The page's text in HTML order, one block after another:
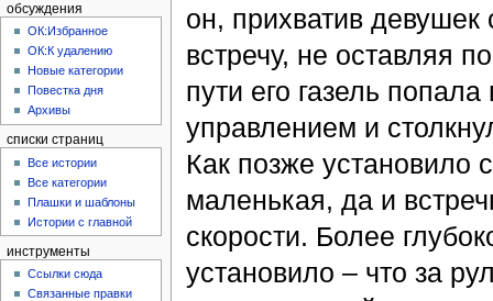
он, прихватив
встречу, не оставляя
пути его газель
управлением и
Как позже установило
маленькая, да и
скорости. Более
установило – что за
обсуждения
ОК:Избранное
ОК:К удалению
Новые категории
Повестка дня
Архивы
списки страниц
Все истории
Все категории
Плашки и шаблоны
Истории с главной
инструменты
Ссылки сюда
Связанные правки